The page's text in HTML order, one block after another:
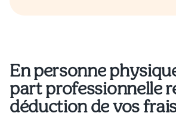
En personne
part professionnelle
déduction de vos